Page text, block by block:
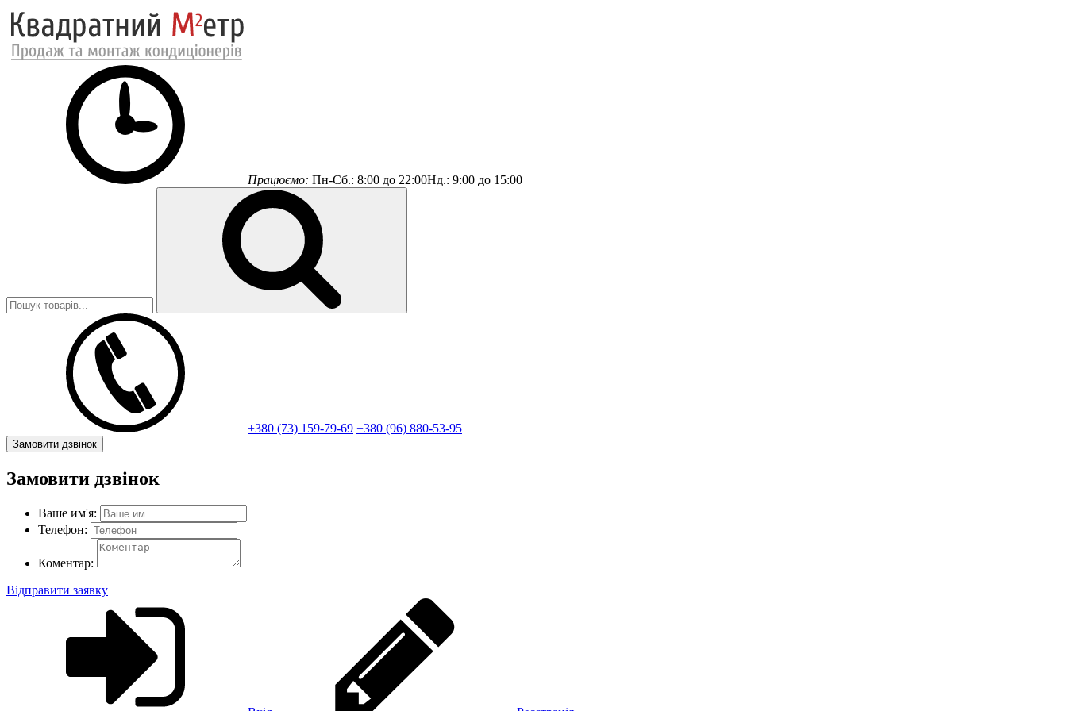
Працюємо: Пн-Сб.: 8:00 до 22:00Нд.: 9:00 до 15:00
+380 (73) 159-79-69 +380 (96) 880-53-95
Замовити дзвінок
Замовити дзвінок
Ваше им'я:
Телефон:
Коментар:
Відправити заявку